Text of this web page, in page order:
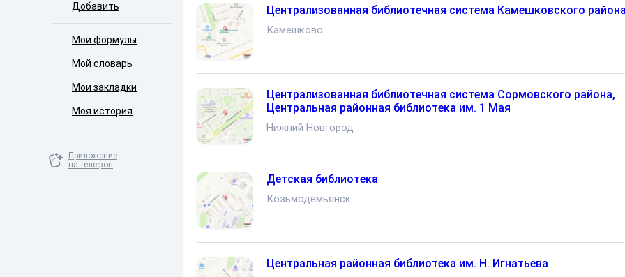
Добавить
Мои формулы
Мой словарь
Мои закладки
Моя история
Приложение
на телефон
Централизованная библиотечная система Камешковского
Камешково
Централизованная библиотечная система Сормовского района,
Центральная районная библиотека им. 1 Мая
Нижний Новгород
Детская библиотека
Козьмодемьянск
Центральная районная библиотека им. Н. Игнатьева